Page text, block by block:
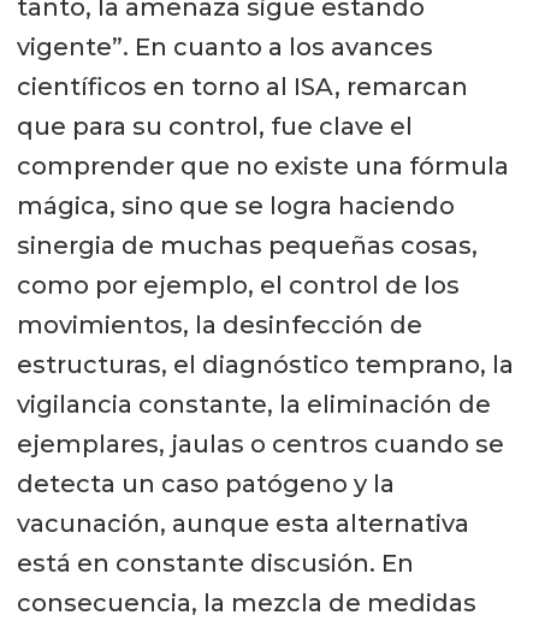
tanto, la amenaza sigue estando
vigente”. En cuanto a los avances
científicos en torno al ISA, remarcan
que para su control, fue clave el
comprender que no existe una fórmula
mágica, sino que se logra haciendo
sinergia de muchas pequeñas cosas,
como por ejemplo, el control de los
movimientos, la desinfección de
estructuras, el diagnóstico temprano, la
vigilancia constante, la eliminación de
ejemplares, jaulas o centros cuando se
detecta un caso patógeno y la
vacunación, aunque esta alternativa
está en constante discusión. En
consecuencia, la mezcla de medidas